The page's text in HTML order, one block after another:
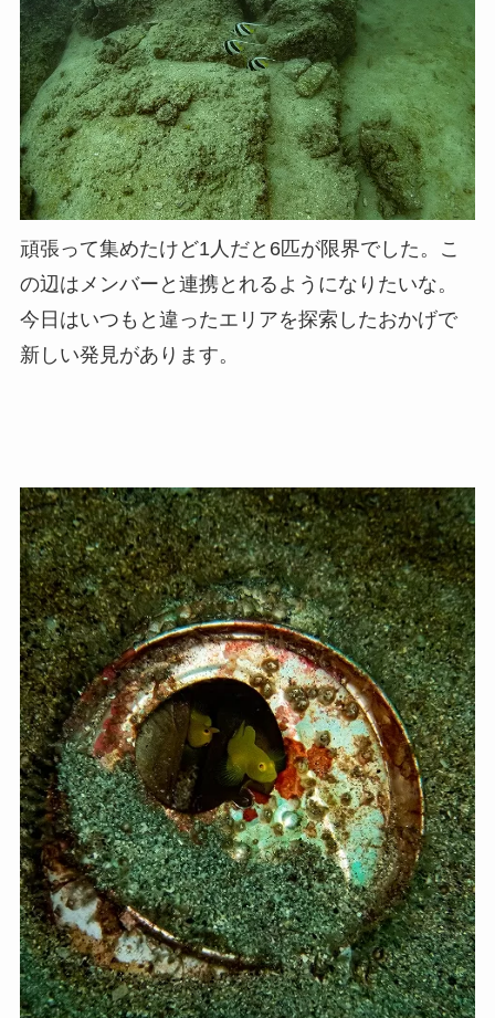
頑張って集めたけど1人だと6匹が限界でした。こ
の辺はメンバーと連携とれるようになりたいな。
今日はいつもと違ったエリアを探索したおかげで
新しい発見があります。